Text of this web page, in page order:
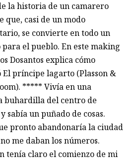
la historia de un camarero
que, casi de un modo
se convierte en todo un
para el pueblo. En este making
Dosantos explica cómo
El príncipe lagarto (Plasson &
***** Vivía en una
buhardilla del centro de
sabía un puñado de cosas.
pronto abandonaría la ciudad
me daban los números.
tenía claro el comienzo de mi